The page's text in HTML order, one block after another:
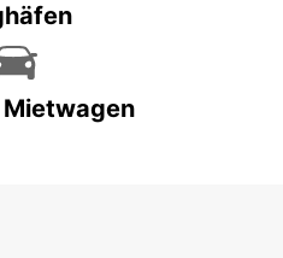
Mietwagen